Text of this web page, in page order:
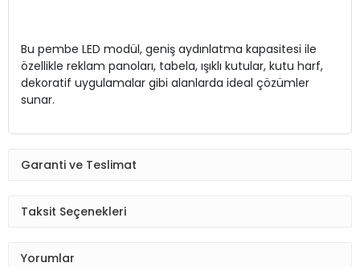
Bu pembe LED modül, geniş aydınlatma kapasitesi ile
özellikle reklam panoları, tabela, ışıklı kutular, kutu harf,
dekoratif uygulamalar gibi alanlarda ideal çözümler
sunar.
Garanti ve Teslimat
Taksit Seçenekleri
Yorumlar